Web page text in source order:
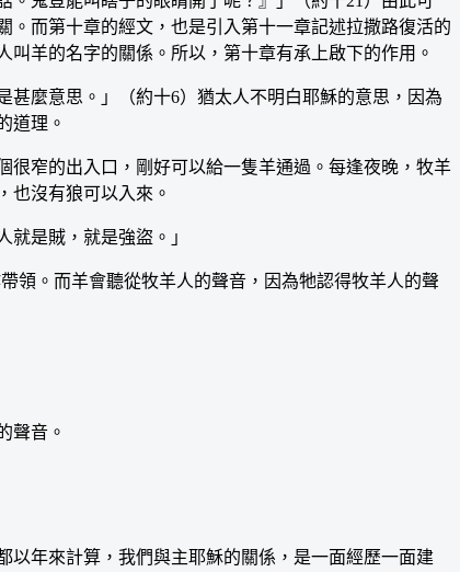
而第十章的經文，也是引入第十一章記述拉撒路復活的
羊的名字的關係。所以，第十章有承上啟下的作用。
麼意思。」（約十6）猶太人不明白耶穌的意思，因為
道理。
窄的出入口，剛好可以給一隻羊通過。每逢夜晚，牧羊
也沒有狼可以入來。
是賊，就是強盜。」
。而羊會聽從牧羊人的聲音，因為牠認得牧羊人的聲
聲音。
年來計算，我們與主耶穌的關係，是一面經歷一面建